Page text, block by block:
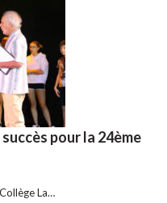
pour la 24ème
La…